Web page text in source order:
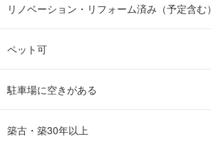
リノベーション・リフォーム済み（予定含む）
ペット可
駐車場に空きがある
築古・築30年以上